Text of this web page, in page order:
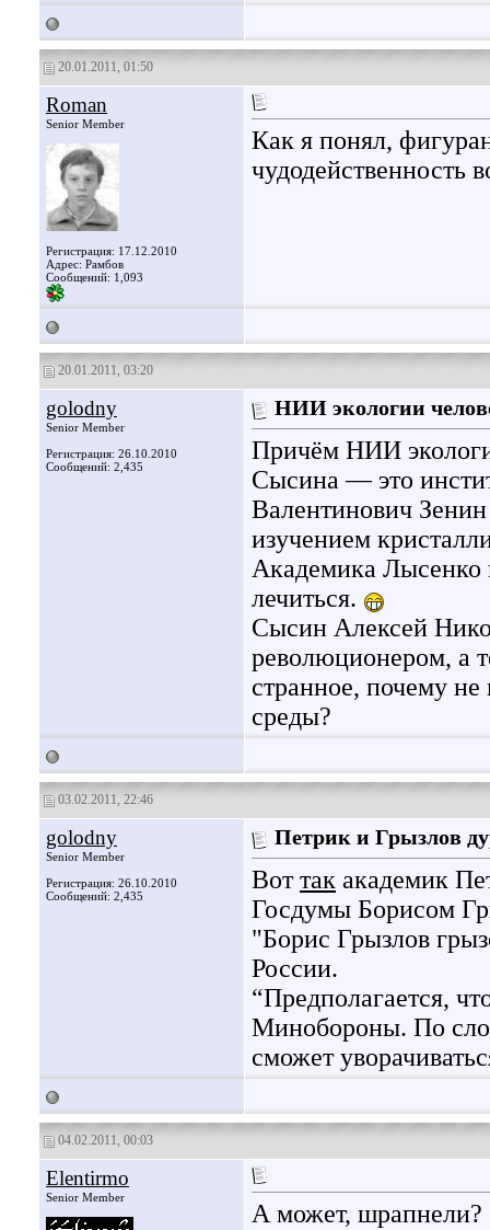
20.01.2011, 01:50
Roman
Senior Member
Регистрация: 17.12.2010
Адрес: Рамбов
Сообщений: 1,093
Как я понял,
чудодейственность
20.01.2011, 03:20
golodny
Senior Member
Регистрация: 26.10.2010
Сообщений: 2,435
НИИ экологии
Причём НИИ
Сысина — это
Валентинович
изучением
Академика Лысенко
лечиться.
Сысин Алексей
революционером, а
странное, почему
среды?
03.02.2011, 22:46
golodny
Senior Member
Регистрация: 26.10.2010
Сообщений: 2,435
Петрик и Грызлов
Воттак академик
Госдумы Борисом
"Борис Грызлов
России.
“Предполагается,
Минобороны. По
сможет
04.02.2011, 00:03
Elentirmo
Senior Member
А может, шрапнели?